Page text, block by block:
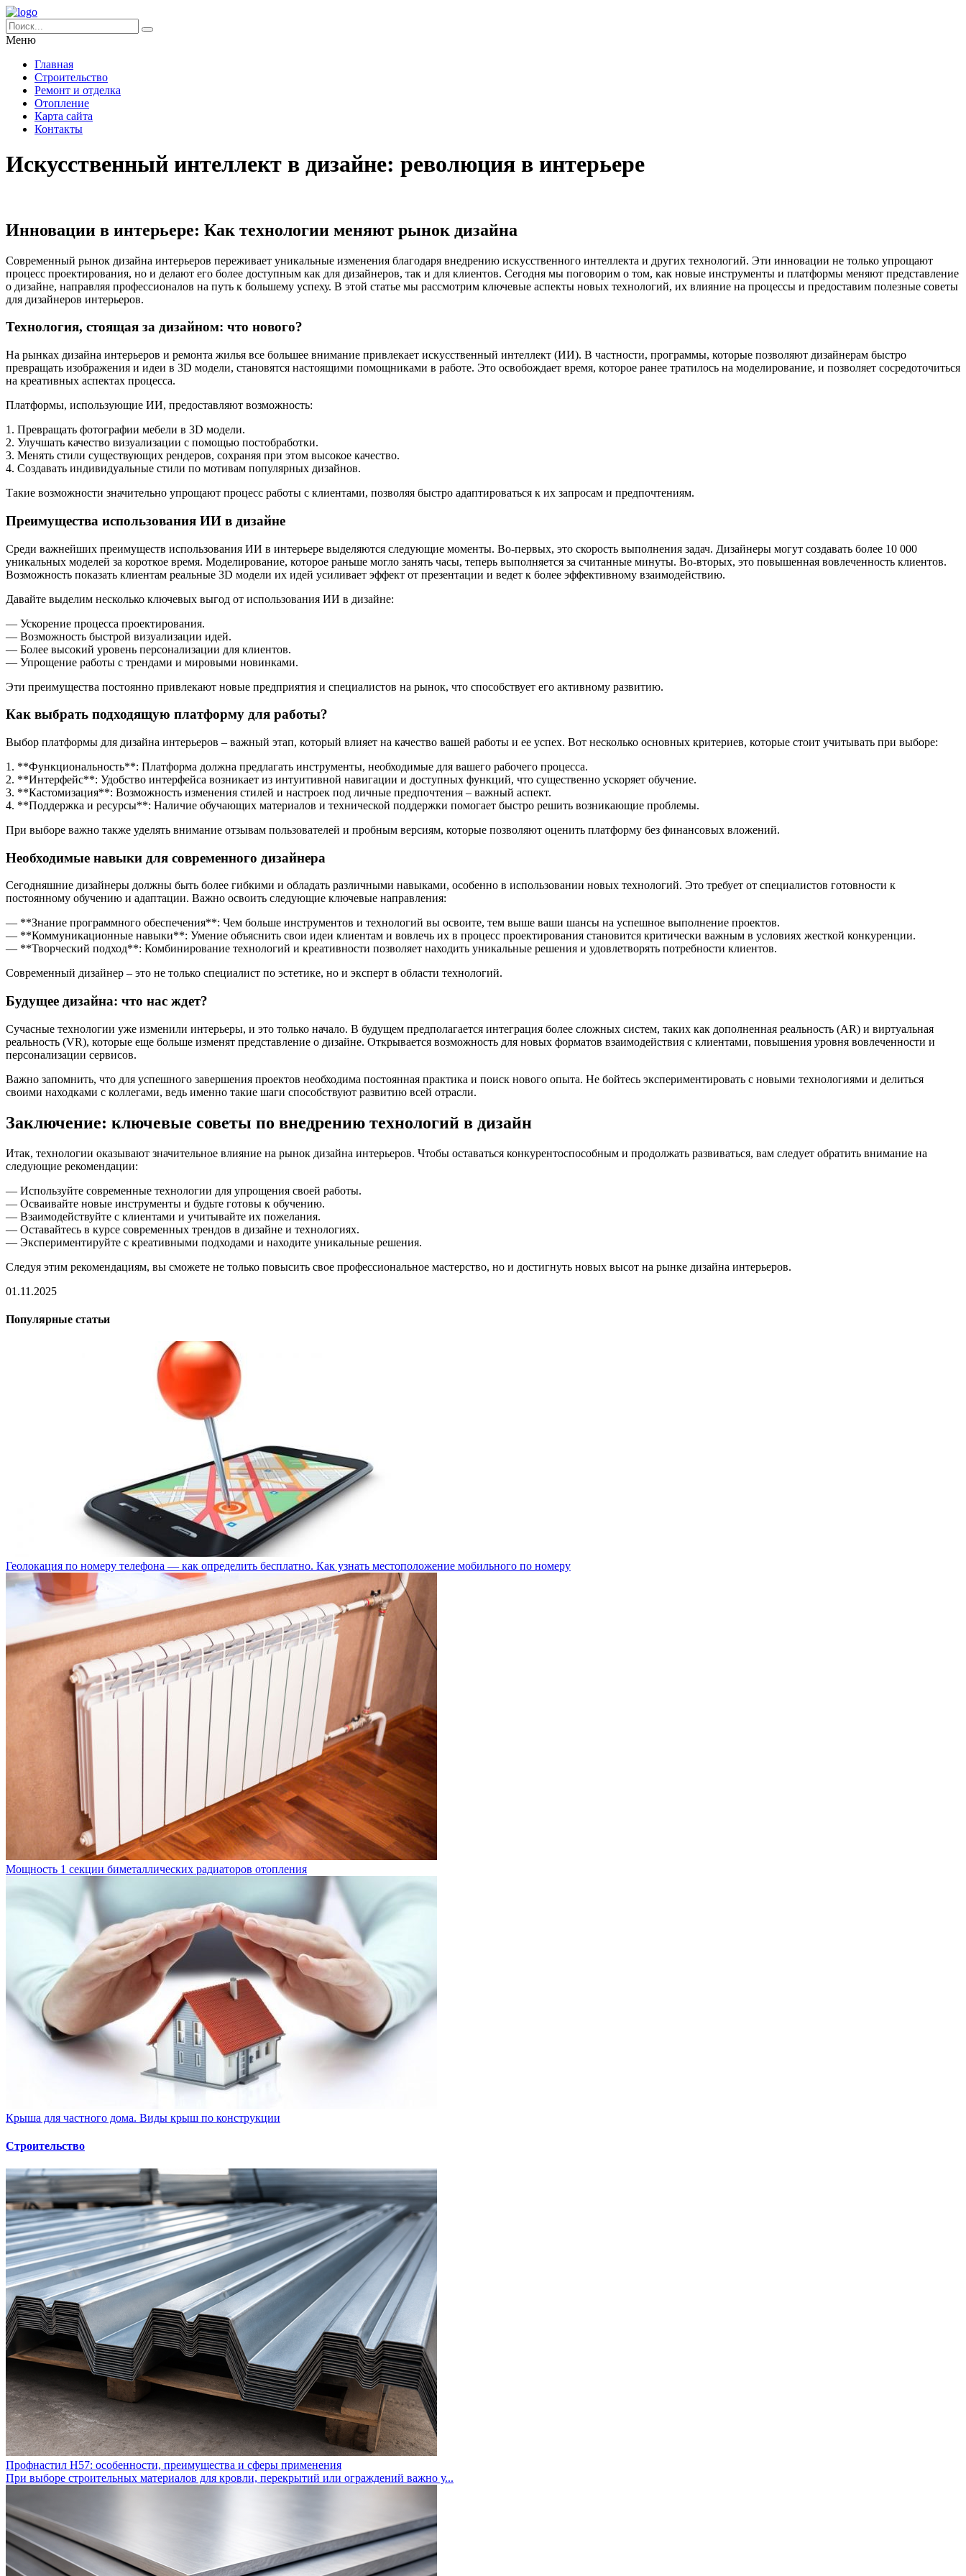
Меню
Главная
Строительство
Ремонт и отделка
Отопление
Карта сайта
Контакты
Искусственный интеллект в дизайне: революция в интерьере
Инновации в интерьере: Как технологии меняют рынок дизайна
Современный рынок дизайна интерьеров переживает уникальные изменения благодаря внедрению искусственного интеллекта и других технологий. Эти инновации не только упрощают
процесс проектирования, но и делают его более доступным как для дизайнеров, так и для клиентов. Сегодня мы поговорим о том, как новые инструменты и платформы меняют представление
о дизайне, направляя профессионалов на путь к большему успеху. В этой статье мы рассмотрим ключевые аспекты новых технологий, их влияние на процессы и предоставим полезные советы
для дизайнеров интерьеров.
Технология, стоящая за дизайном: что нового?
На рынках дизайна интерьеров и ремонта жилья все большее внимание привлекает искусственный интеллект (ИИ). В частности, программы, которые позволяют дизайнерам быстро
превращать изображения и идеи в 3D модели, становятся настоящими помощниками в работе. Это освобождает время, которое ранее тратилось на моделирование, и позволяет сосредоточиться
на креативных аспектах процесса.
Платформы, использующие ИИ, предоставляют возможность:
1. Превращать фотографии мебели в 3D модели.
2. Улучшать качество визуализации с помощью постобработки.
3. Менять стили существующих рендеров, сохраняя при этом высокое качество.
4. Создавать индивидуальные стили по мотивам популярных дизайнов.
Такие возможности значительно упрощают процесс работы с клиентами, позволяя быстро адаптироваться к их запросам и предпочтениям.
Преимущества использования ИИ в дизайне
Среди важнейших преимуществ использования ИИ в интерьере выделяются следующие моменты. Во-первых, это скорость выполнения задач. Дизайнеры могут создавать более 10 000
уникальных моделей за короткое время. Моделирование, которое раньше могло занять часы, теперь выполняется за считанные минуты. Во-вторых, это повышенная вовлеченность клиентов.
Возможность показать клиентам реальные 3D модели их идей усиливает эффект от презентации и ведет к более эффективному взаимодействию.
Давайте выделим несколько ключевых выгод от использования ИИ в дизайне:
— Ускорение процесса проектирования.
— Возможность быстрой визуализации идей.
— Более высокий уровень персонализации для клиентов.
— Упрощение работы с трендами и мировыми новинками.
Эти преимущества постоянно привлекают новые предприятия и специалистов на рынок, что способствует его активному развитию.
Как выбрать подходящую платформу для работы?
Выбор платформы для дизайна интерьеров – важный этап, который влияет на качество вашей работы и ее успех. Вот несколько основных критериев, которые стоит учитывать при выборе:
1. **Функциональность**: Платформа должна предлагать инструменты, необходимые для вашего рабочего процесса.
2. **Интерфейс**: Удобство интерфейса возникает из интуитивной навигации и доступных функций, что существенно ускоряет обучение.
3. **Кастомизация**: Возможность изменения стилей и настроек под личные предпочтения – важный аспект.
4. **Поддержка и ресурсы**: Наличие обучающих материалов и технической поддержки помогает быстро решить возникающие проблемы.
При выборе важно также уделять внимание отзывам пользователей и пробным версиям, которые позволяют оценить платформу без финансовых вложений.
Необходимые навыки для современного дизайнера
Сегодняшние дизайнеры должны быть более гибкими и обладать различными навыками, особенно в использовании новых технологий. Это требует от специалистов готовности к
постоянному обучению и адаптации. Важно освоить следующие ключевые направления:
— **Знание программного обеспечения**: Чем больше инструментов и технологий вы освоите, тем выше ваши шансы на успешное выполнение проектов.
— **Коммуникационные навыки**: Умение объяснить свои идеи клиентам и вовлечь их в процесс проектирования становится критически важным в условиях жесткой конкуренции.
— **Творческий подход**: Комбинирование технологий и креативности позволяет находить уникальные решения и удовлетворять потребности клиентов.
Современный дизайнер – это не только специалист по эстетике, но и эксперт в области технологий.
Будущее дизайна: что нас ждет?
Сучасные технологии уже изменили интерьеры, и это только начало. В будущем предполагается интеграция более сложных систем, таких как дополненная реальность (AR) и виртуальная
реальность (VR), которые еще больше изменят представление о дизайне. Открывается возможность для новых форматов взаимодействия с клиентами, повышения уровня вовлеченности и
персонализации сервисов.
Важно запомнить, что для успешного завершения проектов необходима постоянная практика и поиск нового опыта. Не бойтесь экспериментировать с новыми технологиями и делиться
своими находками с коллегами, ведь именно такие шаги способствуют развитию всей отрасли.
Заключение: ключевые советы по внедрению технологий в дизайн
Итак, технологии оказывают значительное влияние на рынок дизайна интерьеров. Чтобы оставаться конкурентоспособным и продолжать развиваться, вам следует обратить внимание на
следующие рекомендации:
— Используйте современные технологии для упрощения своей работы.
— Осваивайте новые инструменты и будьте готовы к обучению.
— Взаимодействуйте с клиентами и учитывайте их пожелания.
— Оставайтесь в курсе современных трендов в дизайне и технологиях.
— Экспериментируйте с креативными подходами и находите уникальные решения.
Следуя этим рекомендациям, вы сможете не только повысить свое профессиональное мастерство, но и достигнуть новых высот на рынке дизайна интерьеров.
01.11.2025
Популярные статьи
Геолокация по номеру телефона — как определить бесплатно. Как узнать местоположение мобильного по номеру
Мощность 1 секции биметаллических радиаторов отопления
Крыша для частного дома. Виды крыш по конструкции
Строительство
Профнастил Н57: особенности, преимущества и сферы применения
При выборе строительных материалов для кровли, перекрытий или ограждений важно у...